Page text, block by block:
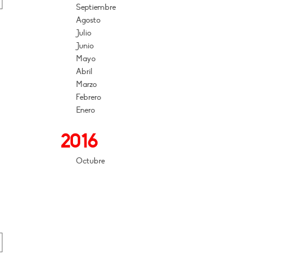
Septiembre
Agosto
Julio
Junio
Mayo
Abril
Marzo
Febrero
Enero
2016
Octubre